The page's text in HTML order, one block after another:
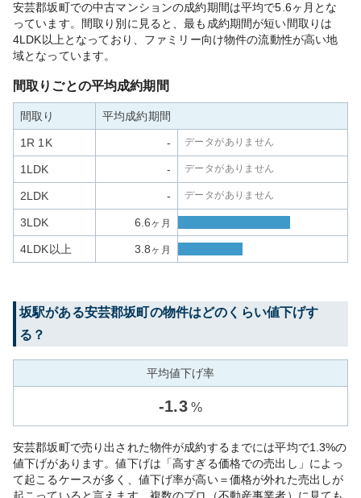
安芸郡坂町での中古マンションの成約期間は平均で5.6ヶ月とな
っています。間取り別に見ると、最も成約期間が短い間取りは
4LDK以上となっており、ファミリー向け物件の流動性が高い地
域となっています。
間取りごとの平均成約期間
間取り 平均成約期間
1R 1K - データがありません
1LDK - データがありません
2LDK - データがありません
3LDK 6.6ヶ月
4LDK以上 3.8ヶ月
坂駅がある安芸郡坂町の物件はどのくらい値下げす
る？
平均値下げ率
-1.3 %
安芸郡坂町で売り出された物件が成約するまでには平均で1.3%の
値下げがあります。値下げは「高すぎる価格での売出し」によっ
て起こるケースが多く、値下げ率が高い＝価格が外れた売出しが